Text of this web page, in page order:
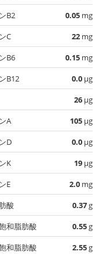
B2
0.05 mg
C
22 mg
B6
0.15 mg
B12
0.0 µg
26 µg
A
105 µg
D
0.0 µg
K
19 µg
E
2.0 mg
酸
0.37g
和脂肪酸
0.55g
和脂肪酸
2.55g